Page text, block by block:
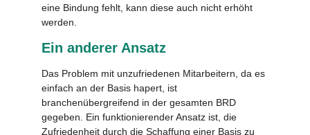
eine Bindung fehlt, kann diese auch nicht erhöht
werden.
Ein anderer Ansatz
Das Problem mit unzufriedenen Mitarbeitern, da es
einfach an der Basis hapert, ist
branchenübergreifend in der gesamten BRD
gegeben. Ein funktionierender Ansatz ist, die
Zufriedenheit durch die Schaffung einer Basis zu